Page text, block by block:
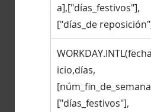
a],["días_festivos"],
["días_de
icio,días,
["días_festivos"],